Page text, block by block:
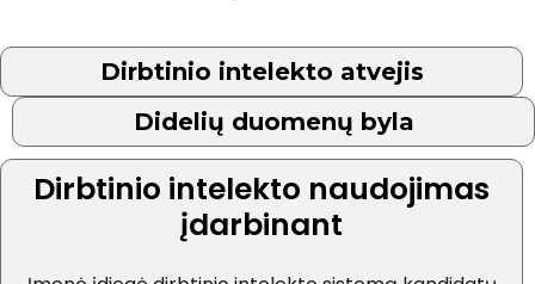
Dirbtinio intelekto atvejis
Didelių duomenų byla
Dirbtinio intelekto naudojimas
įdarbinant